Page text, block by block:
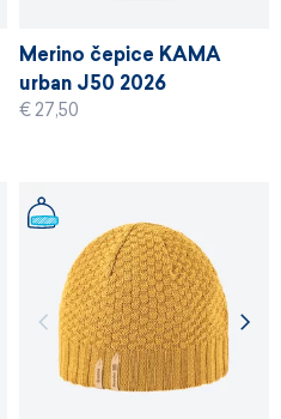
Merino čepice KAMA
urban J50 2026
€ 27,50